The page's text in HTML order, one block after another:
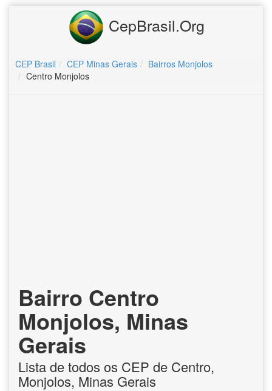
CepBrasil.Org
CEP Brasil CEP Minas Gerais
Bairros Monjolos
Centro Monjolos
Bairro Centro
Monjolos, Minas
Gerais
Lista de todos os CEP de Centro,
Monjolos, Minas Gerais